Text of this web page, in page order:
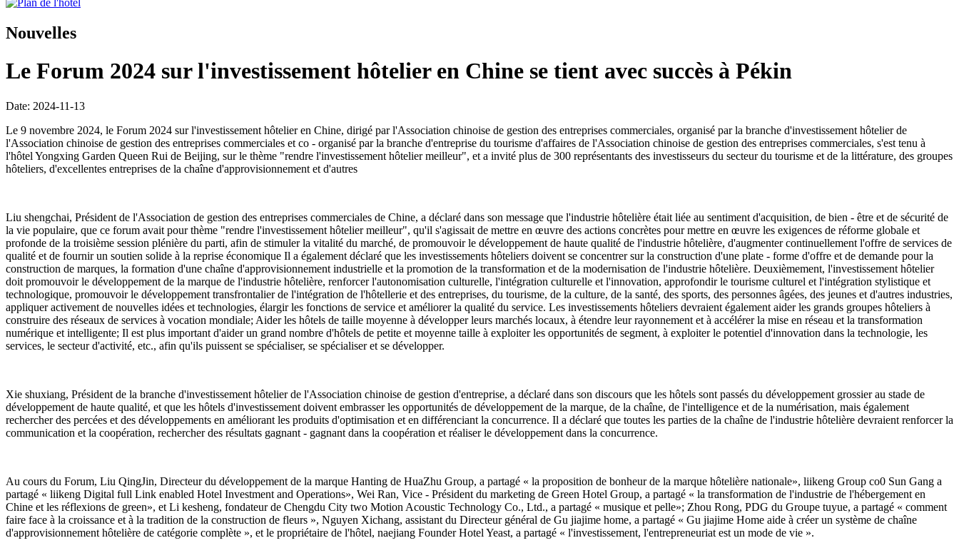
Nouvelles
Le Forum 2024 sur l'investissement hôtelier en Chine se tient avec succès à Pékin
Date: 2024-11-13
Le 9 novembre 2024, le Forum 2024 sur l'investissement hôtelier en Chine, dirigé par l'Association chinoise de gestion des entreprises commerciales, organisé par la branche d'investissement hôtelier de
l'Association chinoise de gestion des entreprises commerciales et co - organisé par la branche d'entreprise du tourisme d'affaires de l'Association chinoise de gestion des entreprises commerciales, s'est tenu à
l'hôtel Yongxing Garden Queen Rui de Beijing, sur le thème "rendre l'investissement hôtelier meilleur", et a invité plus de 300 représentants des investisseurs du secteur du tourisme et de la littérature, des groupes
hôteliers, d'excellentes entreprises de la chaîne d'approvisionnement et d'autres
Liu shengchai, Président de l'Association de gestion des entreprises commerciales de Chine, a déclaré dans son message que l'industrie hôtelière était liée au sentiment d'acquisition, de bien - être et de sécurité de
la vie populaire, que ce forum avait pour thème "rendre l'investissement hôtelier meilleur", qu'il s'agissait de mettre en œuvre des actions concrètes pour mettre en œuvre les exigences de réforme globale et
profonde de la troisième session plénière du parti, afin de stimuler la vitalité du marché, de promouvoir le développement de haute qualité de l'industrie hôtelière, d'augmenter continuellement l'offre de services de
qualité et de fournir un soutien solide à la reprise économique Il a également déclaré que les investissements hôteliers doivent se concentrer sur la construction d'une plate - forme d'offre et de demande pour la
construction de marques, la formation d'une chaîne d'approvisionnement industrielle et la promotion de la transformation et de la modernisation de l'industrie hôtelière. Deuxièmement, l'investissement hôtelier
doit promouvoir le développement de la marque de l'industrie hôtelière, renforcer l'autonomisation culturelle, l'intégration culturelle et l'innovation, approfondir le tourisme culturel et l'intégration stylistique et
technologique, promouvoir le développement transfrontalier de l'intégration de l'hôtellerie et des entreprises, du tourisme, de la culture, de la santé, des sports, des personnes âgées, des jeunes et d'autres industries,
appliquer activement de nouvelles idées et technologies, élargir les fonctions de service et améliorer la qualité du service. Les investissements hôteliers devraient également aider les grands groupes hôteliers à
construire des réseaux de services à vocation mondiale; Aider les hôtels de taille moyenne à développer leurs marchés locaux, à étendre leur rayonnement et à accélérer la mise en réseau et la transformation
numérique et intelligente; Il est plus important d'aider un grand nombre d'hôtels de petite et moyenne taille à exploiter les opportunités de segment, à exploiter le potentiel d'innovation dans la technologie, les
services, le secteur d'activité, etc., afin qu'ils puissent se spécialiser, se spécialiser et se développer.
Xie shuxiang, Président de la branche d'investissement hôtelier de l'Association chinoise de gestion d'entreprise, a déclaré dans son discours que les hôtels sont passés du développement grossier au stade de
développement de haute qualité, et que les hôtels d'investissement doivent embrasser les opportunités de développement de la marque, de la chaîne, de l'intelligence et de la numérisation, mais également
rechercher des percées et des développements en améliorant les produits d'optimisation et en différenciant la concurrence. Il a déclaré que toutes les parties de la chaîne de l'industrie hôtelière devraient renforcer la
communication et la coopération, rechercher des résultats gagnant - gagnant dans la coopération et réaliser le développement dans la concurrence.
Au cours du Forum, Liu QingJin, Directeur du développement de la marque Hanting de HuaZhu Group, a partagé « la proposition de bonheur de la marque hôtelière nationale», liikeng Group co0 Sun Gang a
partagé « liikeng Digital full Link enabled Hotel Investment and Operations», Wei Ran, Vice - Président du marketing de Green Hotel Group, a partagé « la transformation de l'industrie de l'hébergement en
Chine et les réflexions de green», et Li kesheng, fondateur de Chengdu City two Motion Acoustic Technology Co., Ltd., a partagé « musique et pelle»; Zhou Rong, PDG du Groupe tuyue, a partagé « comment
faire face à la croissance et à la tradition de la construction de fleurs », Nguyen Xichang, assistant du Directeur général de Gu jiajime home, a partagé « Gu jiajime Home aide à créer un système de chaîne
d'approvisionnement hôtelière de catégorie complète », et le propriétaire de l'hôtel, naejiang Founder Hotel Yeast, a partagé « l'investissement, l'entrepreneuriat est un mode de vie ».